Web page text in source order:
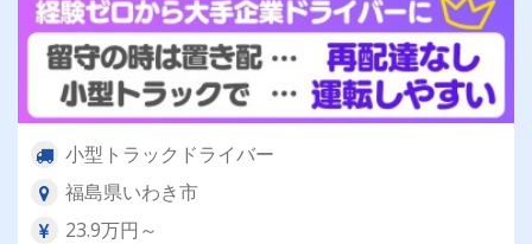
小型トラックドライバー
福島県いわき市
23.9万円～